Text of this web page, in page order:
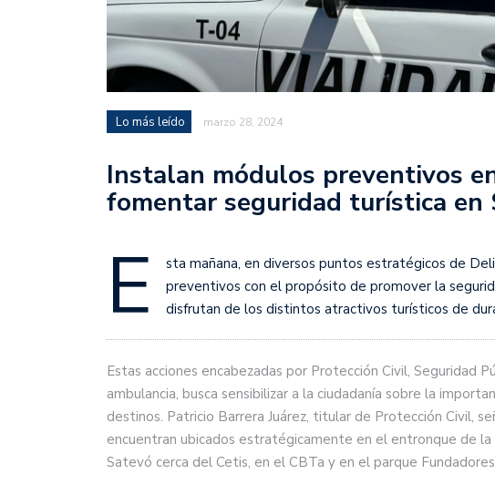
Lo más leído marzo 28, 2024
Instalan módulos preventivos
fomentar seguridad turística en
E
sta mañana, en diversos puntos estratégicos de
preventivos con el propósito de promover la
disfrutan de los distintos atractivos turísticos de
Estas acciones encabezadas por Protección Civil, Seguridad
ambulancia, busca sensibilizar a la ciudadanía sobre la
destinos. Patricio Barrera Juárez, titular de Protección Civil,
encuentran ubicados estratégicamente en el entronque de
Satevó cerca del Cetis, en el CBTa y en el parque